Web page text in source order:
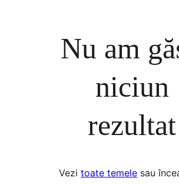
Nu am
niciun
rezultat
Vezi toate temele sau